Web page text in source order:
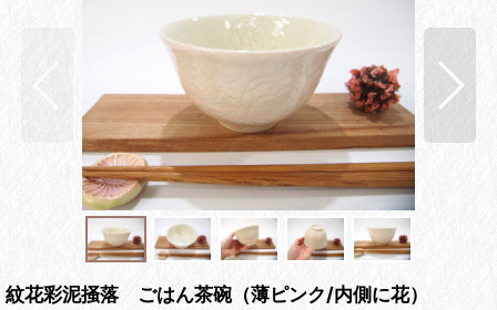
紋花彩泥掻落 ごはん茶碗（薄ピンク/内側に花）